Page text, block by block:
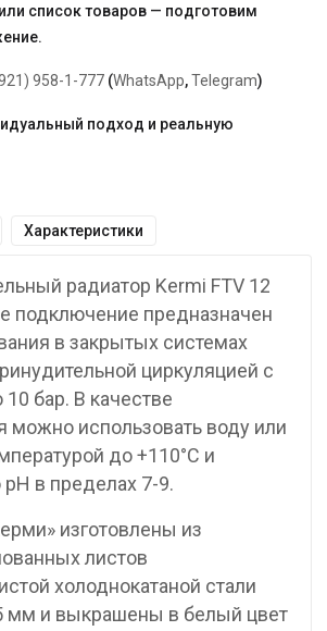
список товаров — подготовим
958-1-777 (WhatsApp,Telegram)
подход и реальную
Характеристики
радиатор Kermi FTV 12
подключение предназначен
в закрытых системах
циркуляцией с
бар. В качестве
можно использовать воду или
до +110°C и
в пределах 7-9.
изготовлены из
листов
холоднокатаной стали
мм и выкрашены в белый цвет